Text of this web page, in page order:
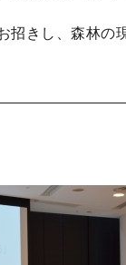
招きし、森林の